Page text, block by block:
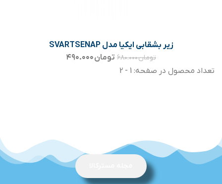
زیر بشقابی ایکیا مدل SVARTSENAP
تومان۶۸۰.۰۰۰ تومان
تعداد محصول در صفحه: 1 - 2